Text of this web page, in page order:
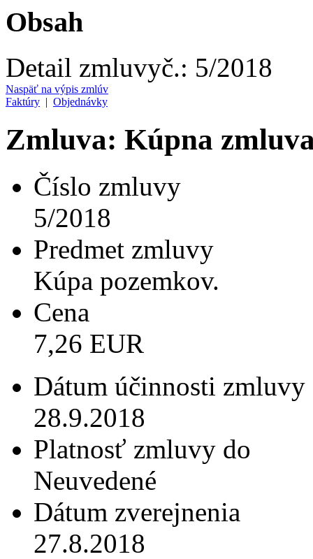
Obsah
Detail zmluvyč.: 5/2018
Naspäť na výpis zmlúv
Faktúry | Objednávky
Zmluva: Kúpna
Číslo zmluvy
5/2018
Predmet zmluvy
Kúpa pozemkov.
Cena
7,26 EUR
Dátum účinnosti zmluvy
28.9.2018
Platnosť zmluvy do
Neuvedené
Dátum zverejnenia
27.8.2018